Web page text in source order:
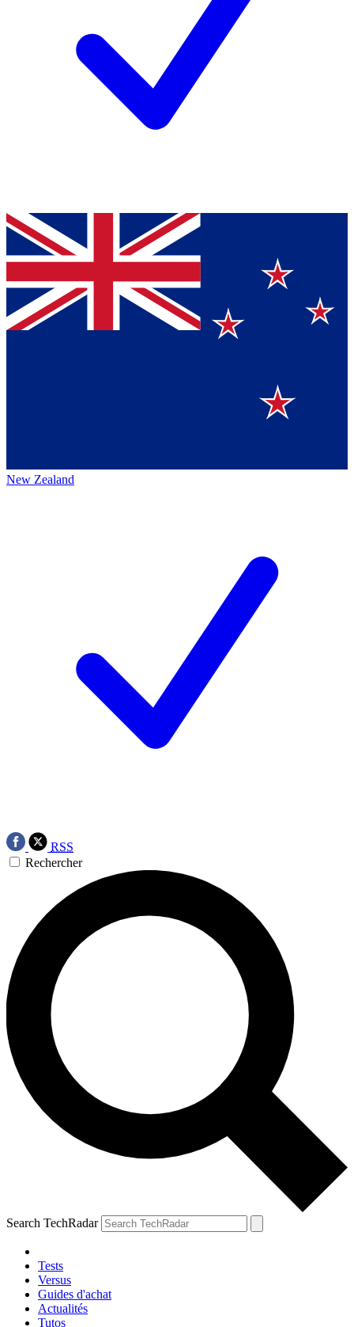
New Zealand
RSS
Rechercher
Search TechRadar
Tests
Versus
Guides d'achat
Actualités
Tutos